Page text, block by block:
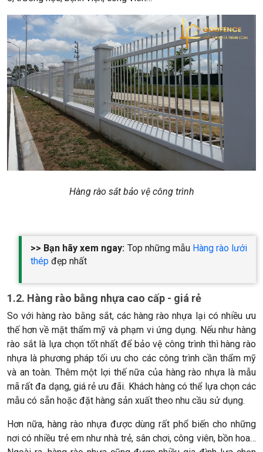
Hàng rào sắt bảo vệ công trình
>> Bạn hãy xem ngay: Top những mẫu Hàng rào lưới
thép đẹp nhất
1.2. Hàng rào bằng nhựa cao cấp - giá rẻ
So với hàng rào bằng sắt, các hàng rào nhựa lại có nhiều ưu
thế hơn về mặt thẩm mỹ và phạm vi ứng dụng. Nếu như hàng
rào sắt là lựa chọn tốt nhất để bảo vệ công trình thì hàng rào
nhựa là phương pháp tối ưu cho các công trình cần thẩm mỹ
và an toàn. Thêm một lợi thế nữa của hàng rào nhựa là mẫu
mã rất đa dạng, giá rẻ ưu đãi. Khách hàng có thể lựa chọn các
mẫu có sẵn hoặc đặt hàng sản xuất theo nhu cầu sử dụng.
Hơn nữa, hàng rào nhựa được dùng rất phổ biến cho những
nơi có nhiều trẻ em như nhà trẻ, sân chơi, công viên, bồn hoa…